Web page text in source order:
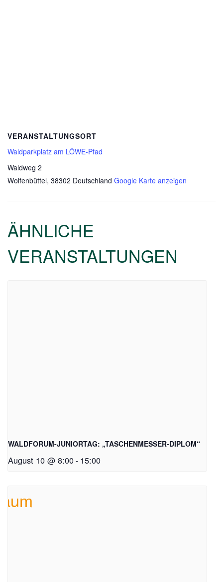
VERANSTALTUNGSORT
Waldparkplatz am LÖWE-Pfad
Waldweg 2
Wolfenbüttel, 38302 Deutschland Google Karte anzeigen
ÄHNLICHE
VERANSTALTUNGEN
WALDFORUM-JUNIORTAG: „TASCHENMESSER-DIPLOM“
August 10 @ 8:00- 15:00